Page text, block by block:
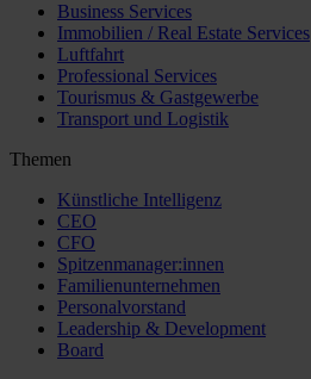
Business Services
Immobilien / Real Estate Services
Luftfahrt
Professional Services
Tourismus & Gastgewerbe
Transport und Logistik
Themen
Künstliche Intelligenz
CEO
CFO
Spitzenmanager:innen
Familienunternehmen
Personalvorstand
Leadership & Development
Board